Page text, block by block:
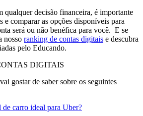
qualquer decisão financeira, é importante
e comparar as opções disponíveis para
será ou não benéfica para você. E se
nosso ranking de contas digitais e descubra
pelo Educando.
DIGITAIS
gostar de saber sobre os seguintes
carro ideal para Uber?